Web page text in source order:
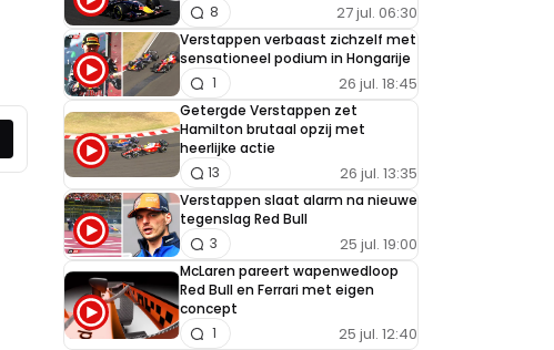
27 jul. 06:30
8
Verstappen verbaast zichzelf met
sensationeel podium in Hongarije
26 jul. 18:45
1
Getergde Verstappen zet
Hamilton brutaal opzij met
heerlijke actie
26 jul. 13:35
13
Verstappen slaat alarm na nieuwe
tegenslag Red Bull
25 jul. 19:00
3
McLaren pareert wapenwedloop
Red Bull en Ferrari met eigen
concept
25 jul. 12:40
1